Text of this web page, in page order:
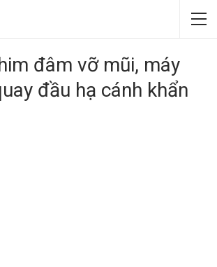
đâm vỡ mũi, máy
đầu hạ cánh khẩn